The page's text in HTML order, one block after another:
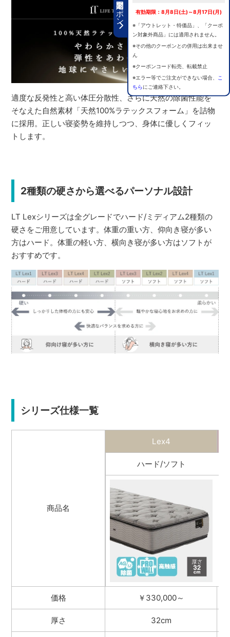
期間限定クーポン 有効期限：8月8日(土)～8月17日(月)
※「アウトレット・特価品」、「クーポ
ン対象外商品」には適用されません。
※その他のクーポンとの併用は出来ませ
ん
※クーポンコード転売、転載禁止
※エラー等でご注文ができない場合、
こ
ちらにご連絡下さい。
適度な反発性と高い体圧分散性、さらに天然の除菌性能を
そなえた自然素材「天然100%ラテックスフォーム」を詰物
に採用。正しい寝姿勢を維持しつつ、身体に優しくフィッ
トします。
2種類の硬さから選べるパーソナル設計
LT Lexシリーズは全グレードでハード/ミディアム2種類の
硬さをご用意しています。体重の重い方、仰向き寝が多い
方はハード。体重の軽い方、横向き寝が多い方はソフトが
おすすめです。
シリーズ仕様一覧
商品名
Lex4
ハード/ソフト
価格 ￥330,000～
厚さ 32cm